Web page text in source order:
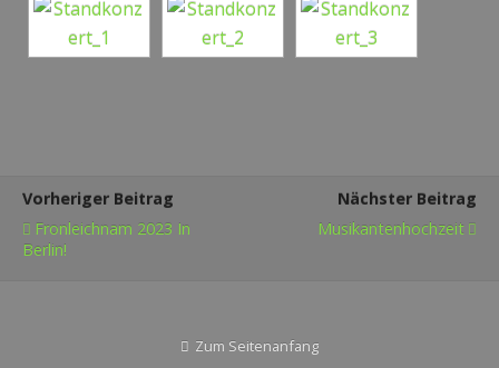
Vorheriger Beitrag
Fronleichnam 2023 In
Berlin!
Nächster Beitrag
Musikantenhochzeit
Zum Seitenanfang